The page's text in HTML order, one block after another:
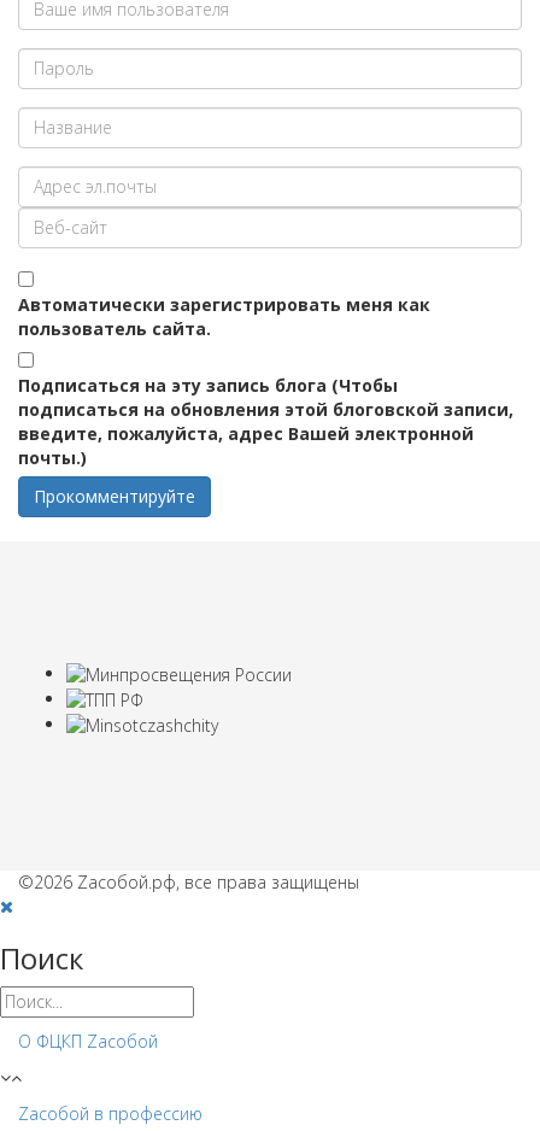
Автоматически зарегистрировать меня как
пользователь сайта.
Подписаться на эту запись блога (Чтобы
подписаться на обновления этой блоговской записи,
введите, пожалуйста, адрес Вашей электронной
почты.)
Прокомментируйте
©2026 Zaсобой.рф, все права защищены
Поиск
О ФЦКП Zасобой
Zacобой в профессию